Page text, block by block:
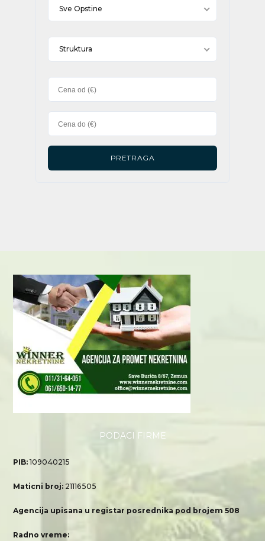
Sve Opstine
Struktura
PODACI FIRME
PIB:109040215
Maticni broj: 21116505
Agencija upisana u registar posrednika pod brojem 508
Radno vreme: